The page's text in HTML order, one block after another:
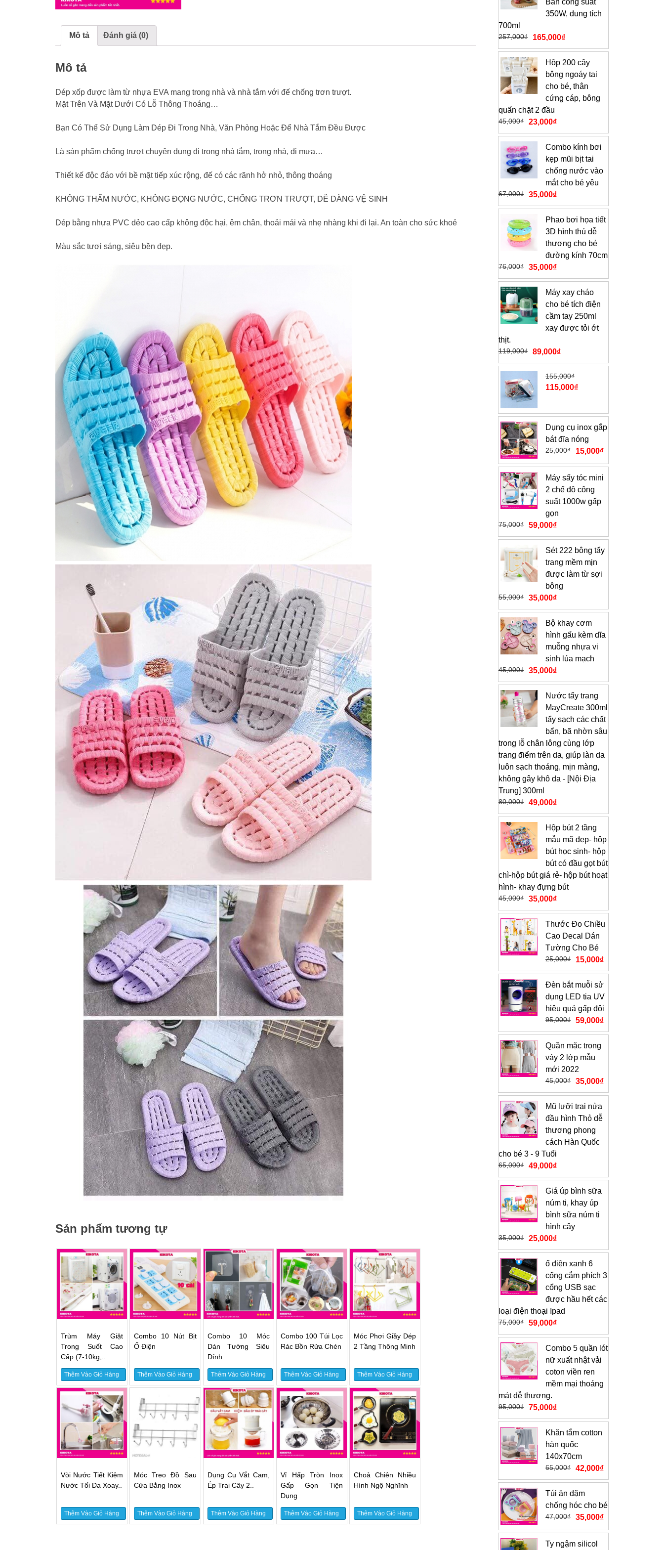
Mô tả Đánh giá (0)
Mô tả
Dép xốp được làm từ nhựa EVA mang trong nhà và nhà tắm với đế chống trơn trượt.
Mặt Trên Và Mặt Dưới Có Lỗ Thông Thoáng…
Bạn Có Thể Sử Dụng Làm Dép Đi Trong Nhà, Văn Phòng Hoặc Để Nhà Tắm Đều Được
Là sản phẩm chống trượt chuyên dụng đi trong nhà tắm, trong nhà, đi mưa…
Thiết kế độc đáo với bề mặt tiếp xúc rộng, đế có các rãnh hở nhỏ, thông thoáng
KHÔNG THẤM NƯỚC, KHÔNG ĐỌNG NƯỚC, CHỐNG TRƠN TRƯỢT, DỄ DÀNG VỆ SINH
Dép bằng nhựa PVC dẻo cao cấp không độc hại, êm chân, thoải mái và nhẹ nhàng khi đi lại. An toàn cho sức khoẻ
Màu sắc tươi sáng, siêu bền đẹp.
Sản phẩm tương tự
Trùm Máy Giặt
Trong Suốt Cao
Cấp (7-10kg,..
Thêm Vào Giỏ Hàng
Combo 10 Nút Bịt
Ổ Điện
Thêm Vào Giỏ Hàng
Combo 10 Móc
Dán Tường Siêu
Dính
Thêm Vào Giỏ Hàng
Combo 100 Túi Lọc
Rác Bồn Rửa Chén
Thêm Vào Giỏ Hàng
Móc Phơi Giầy Dép
2 Tầng Thông Minh
Thêm Vào Giỏ Hàng
Vòi Nước Tiết Kiệm
Nước Tối Đa Xoay..
Thêm Vào Giỏ Hàng
Móc Treo Đồ Sau
Cửa Bằng Inox
Thêm Vào Giỏ Hàng
Dụng Cụ Vắt Cam,
Ép Trai Cây 2..
Thêm Vào Giỏ Hàng
Vỉ Hấp Tròn Inox
Gấp Gọn Tiện
Dụng
Thêm Vào Giỏ Hàng
Choả Chiên Nhiều
Hình Ngộ Nghĩnh
Thêm Vào Giỏ Hàng
350W, dung tích
700ml
257,000₫ 165,000₫
Hộp 200 cây
bông ngoáy tai
cho bé, thân
cứng cáp, bông
quấn chặt 2 đầu
45,000₫ 23,000₫
Combo kính bơi
kẹp mũi bịt tai
chống nước vào
mắt cho bé yêu
67,000₫ 35,000₫
Phao bơi họa tiết
3D hình thú dễ
thương cho bé
đường kính 70cm
76,000₫ 35,000₫
Máy xay cháo
cho bé tích điện
cầm tay 250ml
xay được tỏi ớt
thịt.
119,000₫ 89,000₫
155,000₫
115,000₫
Dụng cụ inox gắp
bát đĩa nóng
25,000₫ 15,000₫
Máy sấy tóc mini
2 chế độ công
suất 1000w gấp
gọn
75,000₫ 59,000₫
Sét 222 bông tẩy
trang mềm mịn
được làm từ sợi
bông
55,000₫ 35,000₫
Bộ khay cơm
hình gấu kèm dĩa
muỗng nhựa vi
sinh lúa mạch
45,000₫ 35,000₫
Nước tẩy trang
MayCreate 300ml
tẩy sạch các chất
bẩn, bã nhờn sâu
trong lỗ chân lông cùng lớp
trang điểm trên da, giúp làn da
luôn sạch thoáng, mịn màng,
không gây khô da - [Nội Địa
Trung] 300ml
80,000₫ 49,000₫
Hộp bút 2 tầng
mẫu mã đẹp- hộp
bút học sinh- hộp
bút có đầu gọt bút
chì-hộp bút giá rẻ- hộp bút hoạt
hình- khay đựng bút
45,000₫ 35,000₫
Thước Đo Chiều
Cao Decal Dán
Tường Cho Bé
25,000₫ 15,000₫
Đèn bắt muỗi sử
dụng LED tia UV
hiệu quả gấp đôi
95,000₫ 59,000₫
Quần mặc trong
váy 2 lớp mẫu
mới 2022
45,000₫ 35,000₫
Mũ lưỡi trai nửa
đầu hình Thỏ dễ
thương phong
cách Hàn Quốc
cho bé 3 - 9 Tuổi
65,000₫ 49,000₫
Giá úp bình sữa
núm ti, khay úp
bình sữa núm ti
hình cây
35,000₫ 25,000₫
ổ điện xanh 6
cổng cắm phích 3
cổng USB sạc
được hầu hết các
loại điện thoại Ipad
75,000₫ 59,000₫
Combo 5 quần lót
nữ xuất nhật vải
coton viền ren
mềm mại thoáng
mát dễ thương.
95,000₫ 75,000₫
Khăn tắm cotton
hàn quốc
140x70cm
65,000₫ 42,000₫
Túi ăn dặm
chống hóc cho bé
47,000₫ 35,000₫
Ty ngậm silicol